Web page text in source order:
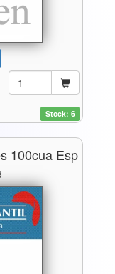
Stock: 6
100cua Esp